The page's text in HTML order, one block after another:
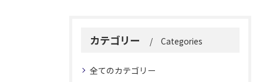
カテゴリー Categories
全てのカテゴリー